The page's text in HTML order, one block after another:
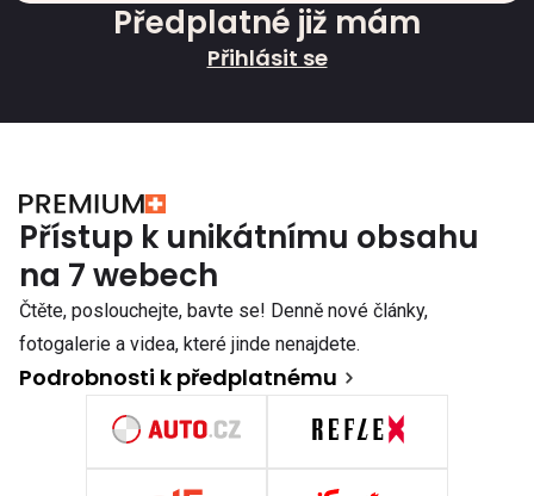
Předplatné již mám
Přihlásit se
Přístup k unikátnímu obsahu
na 7 webech
Čtěte, poslouchejte, bavte se! Denně nové články,
fotogalerie a videa, které jinde nenajdete.
Podrobnosti k předplatnému